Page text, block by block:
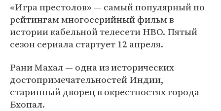
«Игра престолов» — самый популярный по
рейтингам многосерийный фильм в
истории кабельной телесети HBO. Пятый
сезон сериала стартует 12 апреля.
Рани Махал — одна из исторических
достопримечательностей Индии,
старинный дворец в окрестностях города
Бхопал.